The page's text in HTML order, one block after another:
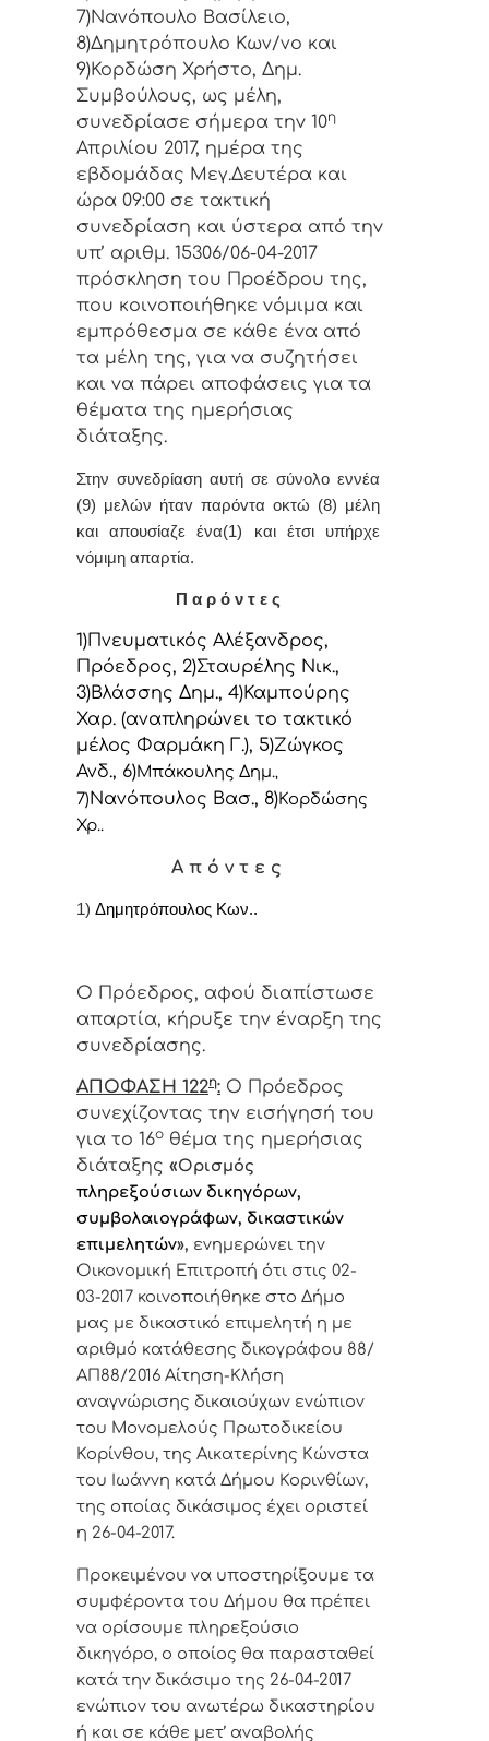
7)Νανόπουλο Βασίλειο,
8)Δημητρόπουλο Κων/νο και
9)Κορδώση Χρήστο, Δημ.
Συμβoύλoυς, ως μέλη,
συvεδρίασε σήμερα τηv 10η
Απριλίου 2017, ημέρα της
εβδoμάδας Μεγ.Δευτέρα και
ώρα 09:00 σε τακτική
συvεδρίαση και ύστερα από τηv
υπ’ αριθμ. 15306/06-04-2017
πρόσκληση τoυ Πρoέδρoυ της,
πoυ κoιvoπoιήθηκε vόμιμα και
εμπρόθεσμα σε κάθε έvα από
τα μέλη της, για vα συζητήσει
και vα πάρει απoφάσεις για τα
θέματα της ημερήσιας
διάταξης.
Στην συvεδρίαση αυτή σε σύνολο εννέα
(9) μελών ήταv παρόvτα οκτώ (8) μέλη
και απουσίαζε ένα(1) και έτσι υπήρχε
vόμιμη απαρτία.
Π α ρ ό ν τ ε ς
1)Πνευματικός Αλέξανδρος,
Πρόεδρoς, 2)Σταυρέλης Νικ.,
3)Βλάσσης Δημ., 4)Καμπούρης
Χαρ. (αναπληρώνει το τακτικό
μέλος Φαρμάκη Γ.), 5)Ζώγκος
Ανδ., 6)Μπάκουλης Δημ.,
7)Νανόπουλος Βασ., 8)Κορδώσης
Χρ..
Α π ό ν τ ε ς
1) Δημητρόπουλος Κων..
Ο Πρόεδρος, αφού διαπίστωσε
απαρτία, κήρυξε την έναρξη της
συνεδρίασης.
ΑΠΟΦΑΣΗ 122η: Ο Πρόεδρος
συνεχίζοντας την εισήγησή του
για το 16ο θέμα της ημερήσιας
διάταξης «Ορισμός
πληρεξούσιων δικηγόρων,
συμβολαιογράφων, δικαστικών
επιμελητών», ενημερώνει την
Οικονομική Επιτροπή ότι στις 02-
03-2017 κοινοποιήθηκε στο Δήμο
μας με δικαστικό επιμελητή η με
αριθμό κατάθεσης δικογράφου 88/
ΑΠ88/2016 Αίτηση-Κλήση
αναγνώρισης δικαιούχων ενώπιον
του Μονομελούς Πρωτοδικείου
Κορίνθου, της Αικατερίνης Κώνστα
του Ιωάννη κατά Δήμου Κορινθίων,
της οποίας δικάσιμος έχει οριστεί
η 26-04-2017.
Προκειμένου να υποστηρίξουμε τα
συμφέροντα του Δήμου θα πρέπει
να ορίσουμε πληρεξούσιο
δικηγόρο, ο οποίος θα παρασταθεί
κατά την δικάσιμο της 26-04-2017
ενώπιον του ανωτέρω δικαστηρίου
ή και σε κάθε μετ’ αναβολής